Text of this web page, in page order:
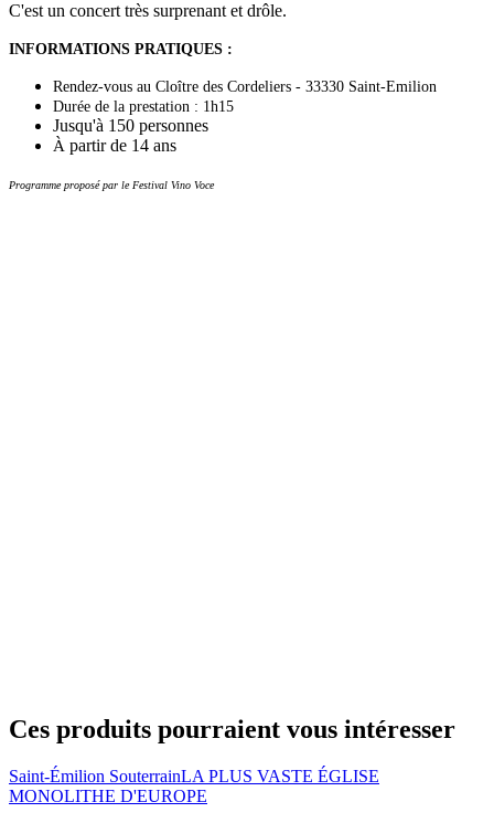
C'est un concert très surprenant et drôle.
INFORMATIONS PRATIQUES :
Rendez-vous au Cloître des Cordeliers - 33330 Saint-Emilion
Durée de la prestation : 1h15
Jusqu'à 150 personnes
À partir de 14 ans
Programme proposé par le Festival Vino Voce
Ces produits pourraient vous intéresser
Saint-Émilion SouterrainLA PLUS VASTE ÉGLISE
MONOLITHE D'EUROPE